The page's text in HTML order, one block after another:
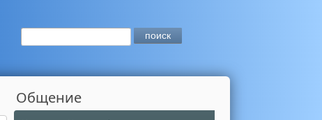
Общение